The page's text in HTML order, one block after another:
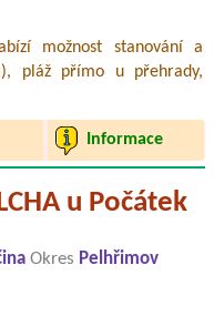
možnost stanování a
pláž přímo u přehrady,
Informace
u Počátek
Okres Pelhřimov